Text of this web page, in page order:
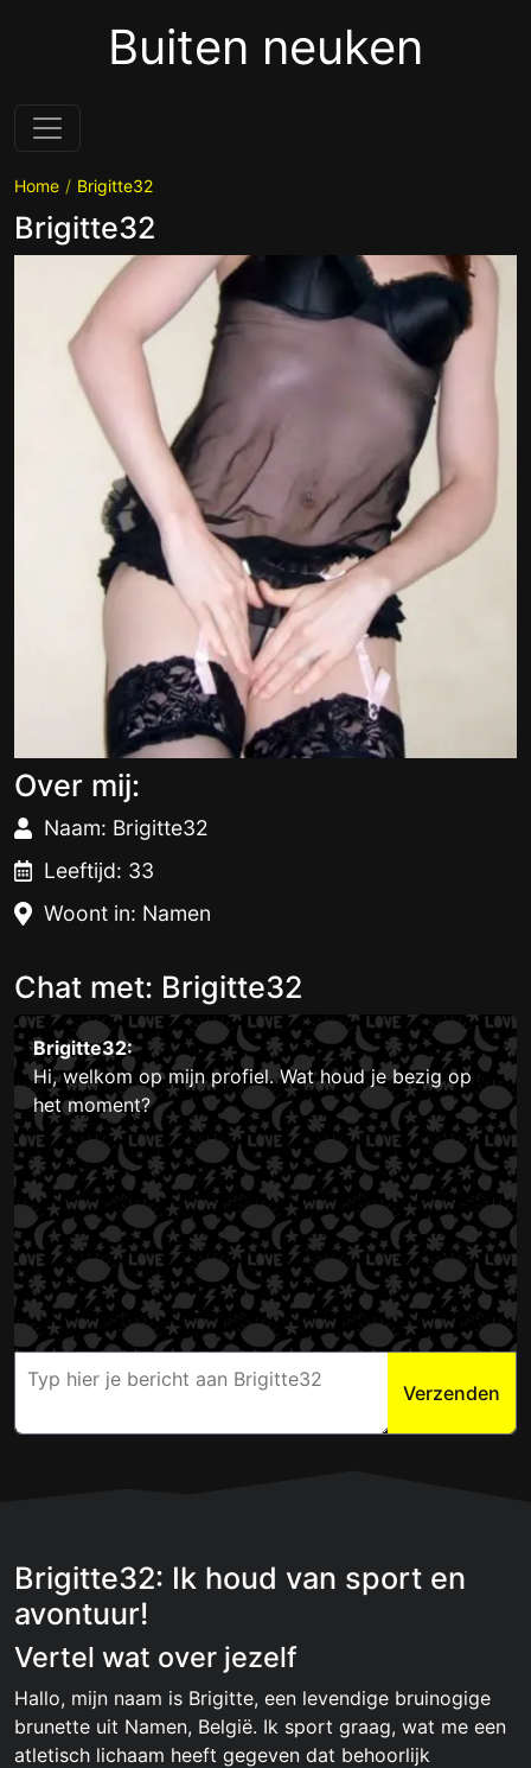
Buiten neuken
Home Brigitte32
Brigitte32
Over mij:
Naam: Brigitte32
Leeftijd: 33
Woont in: Namen
Chat met: Brigitte32
Brigitte32:
Hi, welkom op mijn profiel. Wat houd je bezig op
het moment?
Verzenden
Brigitte32: Ik houd van sport en
avontuur!
Vertel wat over jezelf
Hallo, mijn naam is Brigitte, een levendige bruinogige
brunette uit Namen, België. Ik sport graag, wat me een
atletisch lichaam heeft gegeven dat behoorlijk